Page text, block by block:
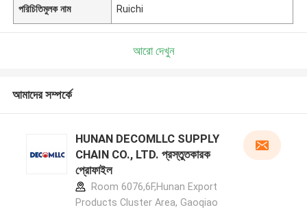
পরিচিতিমুলক নাম Ruichi
আরো দেখুন
আমাদের সম্পর্কে
HUNAN DECOMLLC SUPPLY
CHAIN CO., LTD. প্রস্তুতকারক
প্রোফাইল
Room 6076,6F,Hunan Export
Products Cluster Area, Gaoqiao